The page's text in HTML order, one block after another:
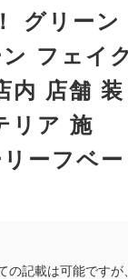
グリーン
フェイ
内 店舗 装
リア 施
ーフベー
の記載は可能ですが